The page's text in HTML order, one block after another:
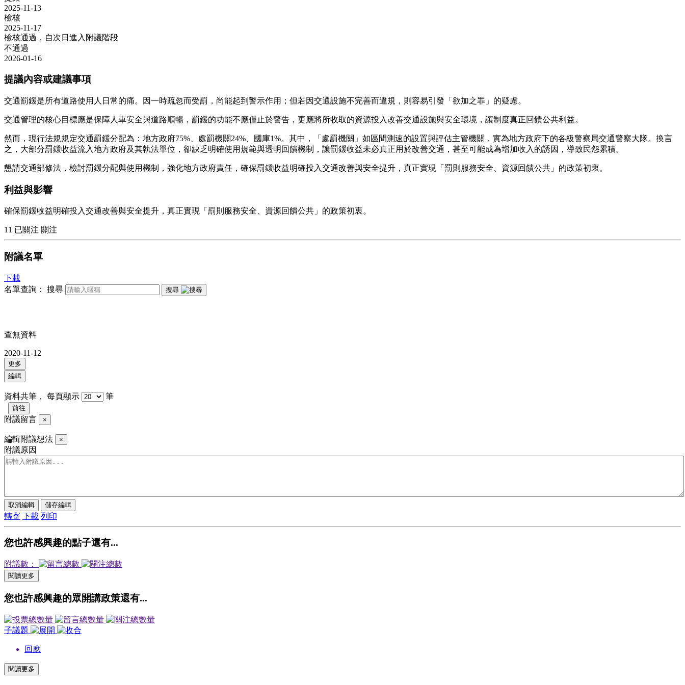
2025-11-13
檢核
2025-11-17
檢核通過，自次日進入附議階段
不通過
2026-01-16
提議內容或建議事項
交通罰鍰是所有道路使用人日常的痛。因一時疏忽而受罰，尚能起到警示作用；但若因交通設施不完善而違規，則容易引發「欲加之罪」的疑慮。
交通管理的核心目標應是保障人車安全與道路順暢，罰鍰的功能不應僅止於警告，更應將所收取的資源投入改善交通設施與安全環境，讓制度真正回饋公共利益。
然而，現行法規規定交通罰鍰分配為：地方政府75%、處罰機關24%、國庫1%。其中，「處罰機關」如區間測速的設置與評估主管機關，實為地方政府下的各級警察局交通警察大隊。換言
之，大部分罰鍰收益流入地方政府及其執法單位，卻缺乏明確使用規範與透明回饋機制，讓罰鍰收益未必真正用於改善交通，甚至可能成為增加收入的誘因，導致民怨累積。
懇請交通部修法，檢討罰鍰分配與使用機制，強化地方政府責任，確保罰鍰收益明確投入交通改善與安全提升，真正實現「罰則服務安全、資源回饋公共」的政策初衷。
利益與影響
確保罰鍰收益明確投入交通改善與安全提升，真正實現「罰則服務安全、資源回饋公共」的政策初衷。
11 已關注 關注
附議名單
下載
名單查詢：
搜尋 搜尋
查無資料
2020-11-12
更多
編輯
資料共筆， 每頁顯示 筆
前往
附議留言 ×
編輯附議想法 ×
附議原因
取消編輯 儲存編輯
轉寄 下載 列印
您也許感興趣的點子還有...
附議數：
閱讀更多
您也許感興趣的眾開講政策還有...
子議題
回應
閱讀更多